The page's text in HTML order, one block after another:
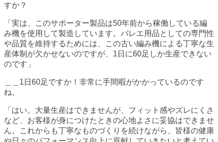
すか？
「実は、このサポーター製品は50年前から稼働している編
み機を使用して製造しています。バレエ用品としての専門性
や品質を維持するためには、この古い編み機による丁寧な生
産体制が欠かせないのですが、1日に60足しか生産できない
のです」
＿＿1日60足ですか！非常に手間暇がかかっているのです
ね。
「はい。大量生産はできませんが、フィット感やズレにくさ
など、お客様が身につけたときの心地よさに妥協はできませ
ん。これからも丁寧なものづくりを続けながら、皆様の健康